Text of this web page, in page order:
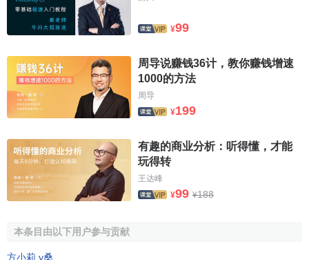
sumerRecyled)纖維，表示再加工之前，曾被
棄。PCR纖維可純紡。或與各種比例的滌綸混紡，其織物從
手感、外觀到內在質量同純滌綸織物非常接近，甚至很難區
分，因此PCR纖維也稱為再生滌綸。這種再生迴圈利用，既
有利於生態環境，又節約
資源。
再生滌綸的 生產過程，首先對回收廢棄的塑料瓶顏色分
類、消毒、切碎成小細片，再將小細片溶化後拉伸成
放在熱水中軟化後，經過牽伸、卷曲、烘乾，最後切斷成
纖維，基本上同滌綸的生產過程一樣。美國一公司用塑料蘇
打水瓶生產聚酯纖維，成為國際上著名的“Fortrel生態纖維”，
用來製作外衣和運動衣等。
物，如行李布、包皮布、外衣、泳衣、滑雪衣、針織圓領衫
等。
¥99
周导说赚钱36计，教你赚钱增速
1000的方法
周导
¥199
有趣的商业分析：听得懂，才能
玩得转
王达峰
¥99 ¥188
本条目由以下用户参与贡献
方小莉 y桑